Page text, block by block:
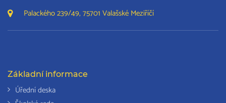
Palackého 239/49, 75701 Valašské Meziříčí
Základní informace
Úřední deska